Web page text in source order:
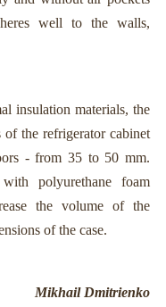
well to the walls,
insulation materials, the
the refrigerator cabinet
- from 35 to 50 mm.
polyurethane foam
the volume of the
of the case.
Mikhail Dmitrienko